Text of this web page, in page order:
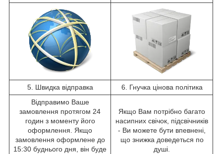
5. Швидка відправка
6. Гнучка цінова політика
Відправимо Ваше
замовлення протягом 24
годин з моменту його
оформлення. Якщо
замовлення оформлене до
15:30 буднього дня, він буде
Якщо Вам потрібно багато
насипних свічок, підсвічників
- Ви можете бути впевнені,
що знижка доведеться по
душі.